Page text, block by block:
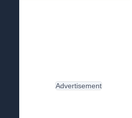
Advertisement